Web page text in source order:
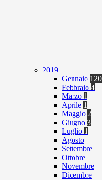
2019
Gennaio 120
Febbraio 4
Marzo 1
Aprile 1
Maggio 2
Giugno 3
Luglio 1
Agosto
Settembre
Ottobre
Novembre
Dicembre